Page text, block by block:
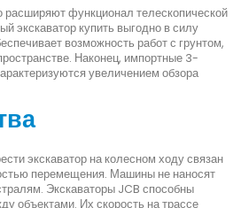
расширяют функционал телескопической
экскаватор купить выгодно в силу
возможность работ с грунтом,
Наконец, импортные 3-
увеличением обзора
экскаватор на колесном ходу связан
перемещения. Машины не наносят
Экскаваторы JCB способны
объектами. Их скорость на трассе